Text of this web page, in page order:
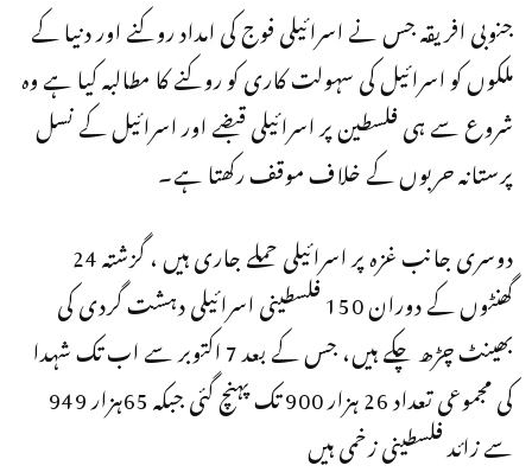
جنوبی افریقہ جس نے اسرائیلی فوج کی امداد روکنے اور دنیا کے
ملکوں کو اسرائیل کی سہولت کاری کو روکنے کا مطالبہ کیا ہے وہ
شروع سے ہی فلسطین پر اسرائیلی قبضے اور اسرائیل کے نسل
پرستانہ حربوں کے خلاف موقف رکھتا ہے۔
دوسری جانب غزہ پر اسرائیلی حملے جاری ہیں ، گزشتہ 24
گھنٹوں کے دوران 150 فلسطینی اسرائیلی دہشت گردی کی
بھینٹ چڑھ چکے ہیں، جس کے بعد 7 اکتوبر سے اب تک شہدا
کی مجموعی تعداد 26 ہزار 900 تک پہنچ گئی جبکہ 65ہزار 949
سے زائد فلسطینی زخمی ہیں